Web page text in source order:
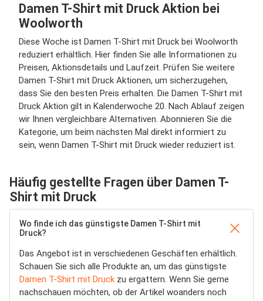
Damen T-Shirt mit Druck Aktion bei
Woolworth
Diese Woche ist Damen T-Shirt mit Druck bei Woolworth
reduziert erhältlich. Hier finden Sie alle Informationen zu
Preisen, Aktionsdetails und Laufzeit. Prüfen Sie weitere
Damen T-Shirt mit Druck Aktionen, um sicherzugehen,
dass Sie den besten Preis erhalten. Die Damen T-Shirt mit
Druck Aktion gilt in Kalenderwoche 20. Nach Ablauf zeigen
wir Ihnen vergleichbare Alternativen. Abonnieren Sie die
Kategorie, um beim nächsten Mal direkt informiert zu
sein, wenn Damen T-Shirt mit Druck wieder reduziert ist.
Häufig gestellte Fragen über Damen T-
Shirt mit Druck
Wo finde ich das günstigste Damen T-Shirt mit
Druck?
Das Angebot ist in verschiedenen Geschäften erhältlich.
Schauen Sie sich alle Produkte an, um das günstigste
Damen T-Shirt mit Druck zu ergattern. Wenn Sie gerne
nachschauen möchten, ob der Artikel woanders noch